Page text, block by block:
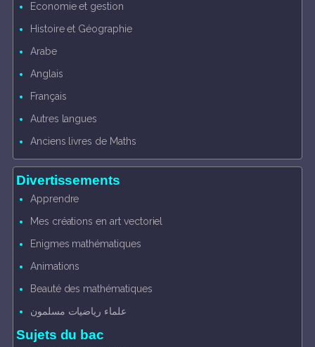
Economie et gestion
Histoire et Géographie
Arabe
Anglais
Français
Autres langues
Anciens livres de Maths
Divertissements
Apprendre
Mes créations en art vectoriel
Enigmes mathématiques
Animations
Beauté des mathématiques
علماء رياضيات مسلمون
Sujets du bac